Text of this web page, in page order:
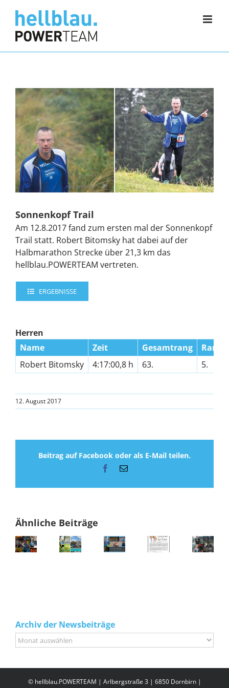
Inhalt
springen
Sonnenkopf Trail
Am 12.8.2017 fand zum ersten mal der Sonnenkopf
Trail statt. Robert Bitomsky hat dabei auf der
Halbmarathon Strecke über 21,3 km das
hellblau.POWERTEAM vertreten.
ERGEBNISSE
Herren
Name
Zeit Gesamtrang
Rang
Robert Bitomsky
4:17:00,8 h 63. 5.
12. August 2017
Beitrag auf Facebook oder als E-Mail teilen.
Facebook
E-
Ähnliche Beiträge
Archiv der Newsbeiträge
Archiv
der
© hellblau.POWERTEAM | Arlbergstraße 3 | 6850 Dornbirn |